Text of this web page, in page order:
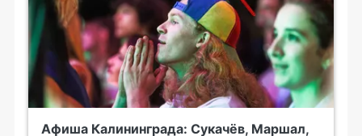
Афиша Калининграда: Сукачёв, Маршал,